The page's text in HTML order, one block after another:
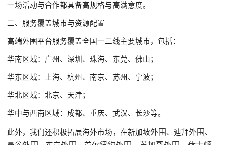
一场活动与合作都具备高规格与高满意度。
二、服务覆盖城市与资源配置
高端外围平台服务覆盖全国一二线主要城市，包括：
华南区域：广州、深圳、珠海、东莞、佛山；
华东区域：上海、杭州、南京、苏州、宁波；
华北区域：北京、天津；
华中与西南区域：成都、重庆、武汉、长沙等。
此外，我们还积极拓展海外市场，在新加坡外围 、迪拜外围 、